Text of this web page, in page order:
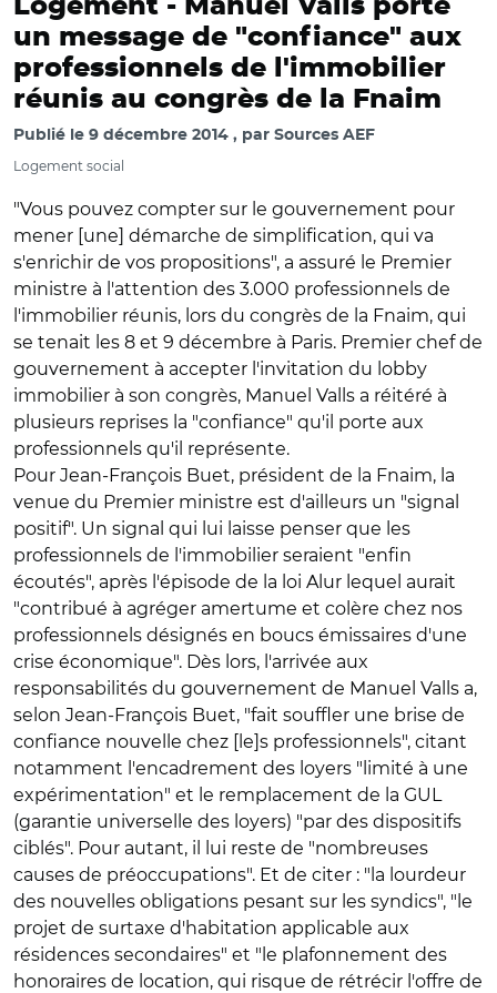
Logement - Manuel Valls porte
un message de "confiance" aux
professionnels de l'immobilier
réunis au congrès de la Fnaim
Publié le 9 décembre 2014 par Sources AEF
Logement social
"Vous pouvez compter sur le gouvernement pour
mener [une] démarche de simplification, qui va
s'enrichir de vos propositions", a assuré le Premier
ministre à l'attention des 3.000 professionnels de
l'immobilier réunis, lors du congrès de la Fnaim, qui
se tenait les 8 et 9 décembre à Paris. Premier chef de
gouvernement à accepter l'invitation du lobby
immobilier à son congrès, Manuel Valls a réitéré à
plusieurs reprises la "confiance" qu'il porte aux
professionnels qu'il représente.
Pour Jean-François Buet, président de la Fnaim, la
venue du Premier ministre est d'ailleurs un "signal
positif". Un signal qui lui laisse penser que les
professionnels de l'immobilier seraient "enfin
écoutés", après l'épisode de la loi Alur lequel aurait
"contribué à agréger amertume et colère chez nos
professionnels désignés en boucs émissaires d'une
crise économique". Dès lors, l'arrivée aux
responsabilités du gouvernement de Manuel Valls a,
selon Jean-François Buet, "fait souffler une brise de
confiance nouvelle chez [le]s professionnels", citant
notamment l'encadrement des loyers "limité à une
expérimentation" et le remplacement de la GUL
(garantie universelle des loyers) "par des dispositifs
ciblés". Pour autant, il lui reste de "nombreuses
causes de préoccupations". Et de citer : "la lourdeur
des nouvelles obligations pesant sur les syndics", "le
projet de surtaxe d'habitation applicable aux
résidences secondaires" et "le plafonnement des
honoraires de location, qui risque de rétrécir l'offre de